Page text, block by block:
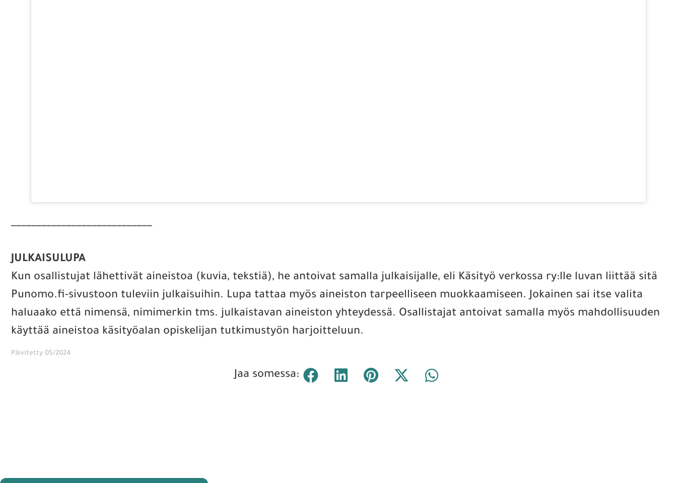
____________________________
JULKAISULUPA
Kun osallistujat lähettivät aineistoa (kuvia, tekstiä), he antoivat samalla julkaisijalle, eli Käsityö verkossa ry:lle luvan liittää sitä
Punomo.fi-sivustoon tuleviin julkaisuihin. Lupa tattaa myös aineiston tarpeelliseen muokkaamiseen. Jokainen sai itse valita
haluaako että nimensä, nimimerkin tms. julkaistavan aineiston yhteydessä. Osallistajat antoivat samalla myös mahdollisuuden
käyttää aineistoa käsityöalan opiskelijan tutkimustyön harjoitteluun.
Päivitetty 05/2024
Jaa somessa: